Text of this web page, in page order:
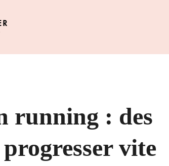
running : des
vite